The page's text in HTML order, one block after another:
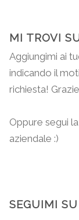
MI TROVI
Aggiungimi ai
indicando il
richiesta!
Oppure segui
aziendale :)
SEGUIMI